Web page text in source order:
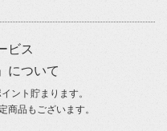
ビス
について
ント貯まります。
商品もございます。